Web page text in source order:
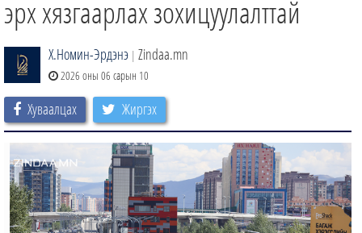
эрх хязгаарлах зохицуулалттай
Х.Номин-Эрдэнэ | Zindaa.mn
2026 оны 06 сарын 10
Хуваалцах Жиргэх